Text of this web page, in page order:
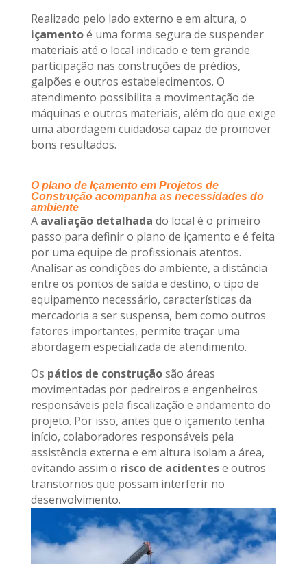
Realizado pelo lado externo e em altura, o
içamentoé uma forma segura de suspender
materiais até o local indicado e tem grande
participação nas construções de prédios,
galpões e outros estabelecimentos. O
atendimento possibilita a movimentação de
máquinas e outros materiais, além do que exige
uma abordagem cuidadosa capaz de promover
bons resultados.
O plano de Içamento em Projetos de
Construção acompanha as necessidades do
ambiente
A avaliação detalhada do local é o primeiro
passo para definir o plano de içamento e é feita
por uma equipe de profissionais atentos.
Analisar as condições do ambiente, a distância
entre os pontos de saída e destino, o tipo de
equipamento necessário, características da
mercadoria a ser suspensa, bem como outros
fatores importantes, permite traçar uma
abordagem especializada de atendimento.
Os pátios de construçãosão áreas
movimentadas por pedreiros e engenheiros
responsáveis pela fiscalização e andamento do
projeto. Por isso, antes que o içamento tenha
início, colaboradores responsáveis pela
assistência externa e em altura isolam a área,
evitando assim o risco de acidentese outros
transtornos que possam interferir no
desenvolvimento.